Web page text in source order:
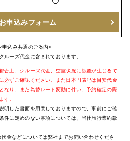
お申込みフォーム
申込み共通のご案内>
ーズ代金に含まれております。
合上、クルーズ代金、空室状況に誤差が生じるて
必ずご確認ください。また日本円表記は目安代金
なり、また為替レート変動に伴い、予約確定の際
す。
明した書面を用意しておりますので、事前にご確
件に定めのない事項については、当社旅行業約款
金などについては弊社までお問い合わせくださ